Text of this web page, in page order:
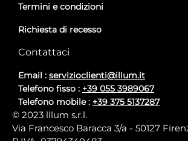
Termini e condizioni
Richiesta di recesso
Contattaci
Email : servizioclienti@illum.it
Telefono fisso : +39 055 3989067
Telefono mobile : +39 375 5137287
© 2023 lllum s.r.l.
Via Francesco Baracca 3/a - 50127